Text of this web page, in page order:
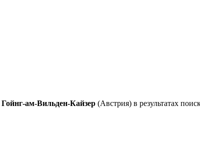
Гойнг-ам-Вильден-Кайзер (Австрия) в результатах